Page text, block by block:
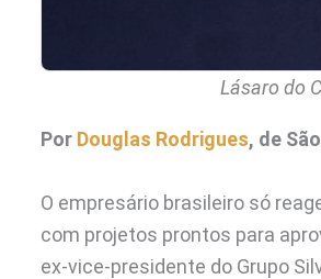
Lásaro do
Por Douglas Rodrigues, de
O empresário brasileiro só
com projetos prontos para
ex-vice-presidente do Grupo